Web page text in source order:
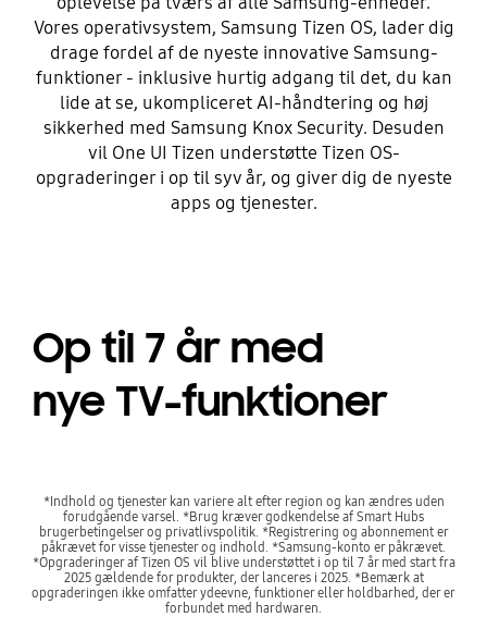
Vores operativsystem, Samsung Tizen OS, lader dig
drage fordel af de nyeste innovative Samsung-
funktioner - inklusive hurtig adgang til det, du kan
lide at se, ukompliceret AI-håndtering og høj
sikkerhed med Samsung Knox Security. Desuden
vil One UI Tizen understøtte Tizen OS-
opgraderinger i op til syv år, og giver dig de nyeste
apps og tjenester.
Op til 7 år med
nye TV-funktioner
*Indhold og tjenester kan variere alt efter region og kan ændres uden
forudgående varsel. *Brug kræver godkendelse af Smart Hubs
brugerbetingelser og privatlivspolitik. *Registrering og abonnement er
påkrævet for visse tjenester og indhold. *Samsung-konto er påkrævet.
*Opgraderinger af Tizen OS vil blive understøttet i op til 7 år med start fra
2025 gældende for produkter, der lanceres i 2025. *Bemærk at
opgraderingen ikke omfatter ydeevne, funktioner eller holdbarhed, der er
forbundet med hardwaren.